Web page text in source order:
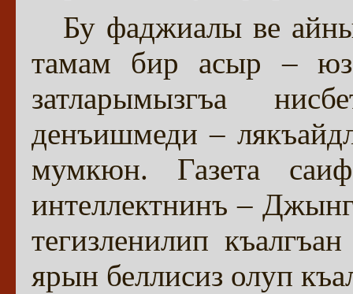
Бу фаджиалы ве
тамам бир асыр –
затларымызгъа
денъишмеди –
мумкюн. Газета
интеллектнинъ –
тегизленилип
ярын беллисиз олуп